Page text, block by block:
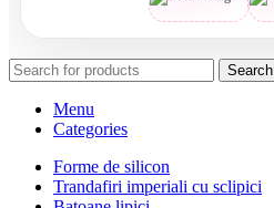
Search
Menu
Categories
Forme de silicon
Trandafiri imperiali cu sclipici